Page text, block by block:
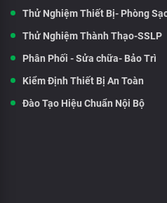
Thử Nghiệm Thiết Bị- Phòng
Thử Nghiệm Thành Thạo-SSLP
Phân Phối - Sửa chữa- Bảo Trì
Kiểm Định Thiết Bị An Toàn
Đào Tạo Hiệu Chuẩn Nội Bộ